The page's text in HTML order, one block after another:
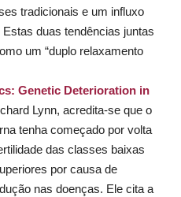
tradicionais e um influxo
duas tendências juntas
um “duplo relaxamento
Genetic Deterioration in
Lynn, acredita-se que o
tenha começado por volta
das classes baixas
por causa de
nas doenças. Ele cita a